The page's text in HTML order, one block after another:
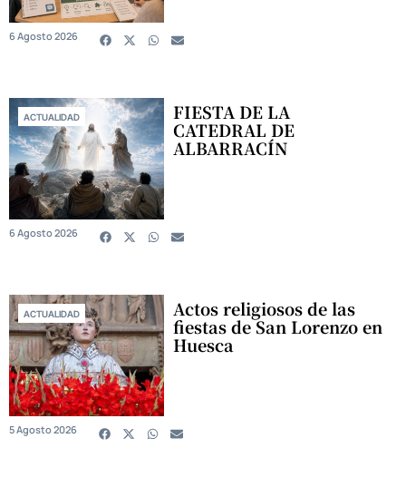
6 Agosto 2026
ACTUALIDAD FIESTA DE LA
CATEDRAL DE
ALBARRACÍN
6 Agosto 2026
ACTUALIDAD Actos religiosos de las
fiestas de San Lorenzo en
Huesca
5 Agosto 2026